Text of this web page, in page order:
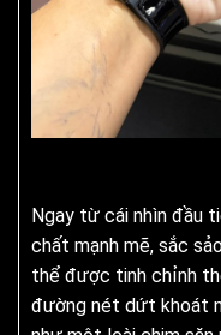
Ngay từ cái nhìn đầu
chất mạnh mẽ, sắc
thể được tinh chỉnh
đường nét dứt khoát